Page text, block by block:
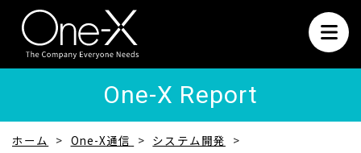
One-X Report
ホーム One-X通信
システム開発